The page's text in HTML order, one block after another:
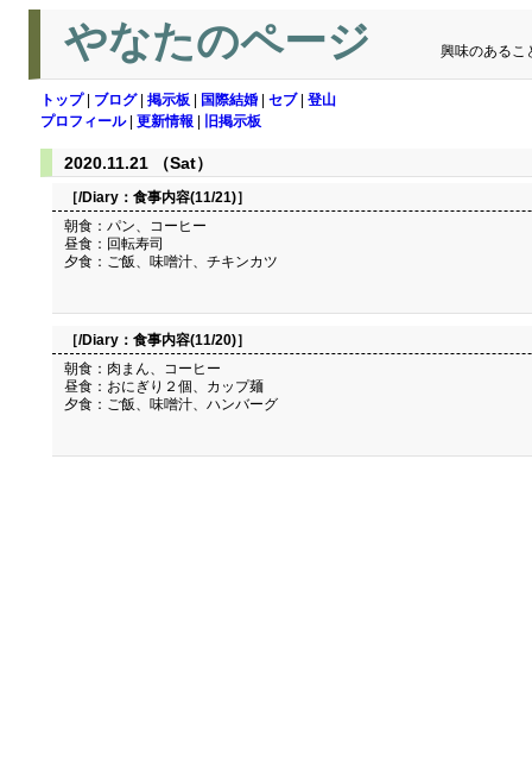
やなたのページ 興味のあるこ
トップ| ブログ| 掲示板 国際結婚 セブ| 登山
プロフィール| 更新情報 旧掲示板
2020.11.21 （Sat）
［/Diary： 食事内容(11/21)］
朝食：パン、コーヒー
昼食：回転寿司
夕食：ご飯、味噌汁、チキンカツ
［/Diary： 食事内容(11/20)］
朝食：肉まん、コーヒー
昼食：おにぎり２個、カップ麺
夕食：ご飯、味噌汁、ハンバーグ